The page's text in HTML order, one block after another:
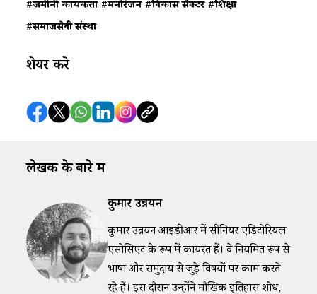
#जमीनी कार्यकर्ता #मनोरंजन #विकास सेक्टर #शिक्षा
#समाजसेवी संस्था
शेयर करे
लेखक के बारे में
कुमार उन्नयन
​​कुमार उन्नयन ​​आईडीआर​​ में सीनियर एडिटोरियल
एसोसिएट के रूप में कार्यरत हैं। वे नियमित रूप से
भाषा और समुदाय से जुड़े विषयों पर काम करते
रहे हैं। इस दौरान उन्होंने मौखिक इतिहास शोध,